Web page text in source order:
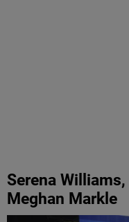
Serena
Meghan Markle